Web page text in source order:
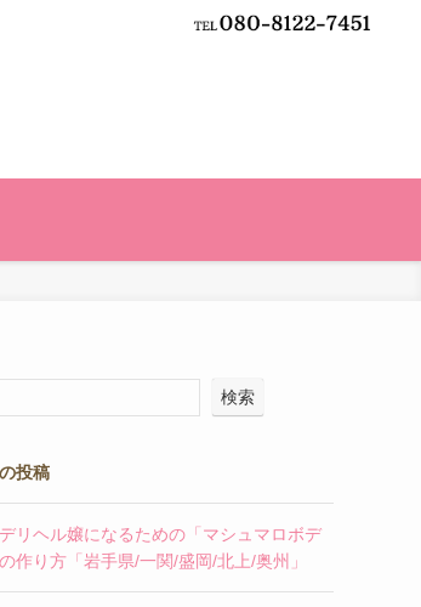
検索
投稿
リヘル嬢になるための「マシュマロボデ
作り方「岩手県/一関/盛岡/北上/奥州」